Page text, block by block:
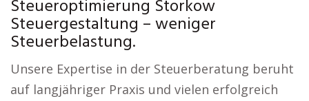
Steueroptimierung Storkow
Steuergestaltung – weniger
Steuerbelastung.
Unsere Expertise in der Steuerberatung beruht
auf langjähriger Praxis und vielen erfolgreich